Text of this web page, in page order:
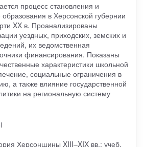
процесс становления и
образования в Херсонской губернии
XX в. Проанализированы
уездных, приходских, земских и
их ведомственная
финансирования. Показаны
характеристики школьной
социальные ограничения в
а также влияние государственной
на региональную систему
Херсонщины XIII–XIX вв.: учеб.